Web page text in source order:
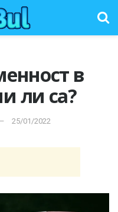
в
ли са?
25/01/2022